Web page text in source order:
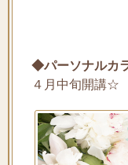
◆パーソナルカ
４月中旬開講☆